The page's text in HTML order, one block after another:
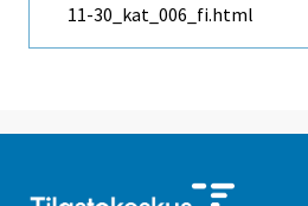
11-30_kat_006_fi.html